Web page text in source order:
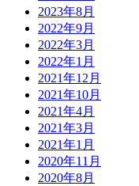
2023年8月
2022年9月
2022年3月
2022年1月
2021年12月
2021年10月
2021年4月
2021年3月
2021年1月
2020年11月
2020年8月